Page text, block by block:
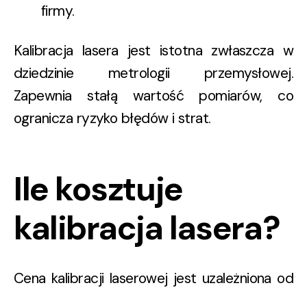
firmy.
Kalibracja lasera jest istotna zwłaszcza w
dziedzinie metrologii przemysłowej.
Zapewnia stałą wartość pomiarów, co
ogranicza ryzyko błędów i strat.
Ile kosztuje
kalibracja lasera?
Cena kalibracji laserowej jest uzależniona od